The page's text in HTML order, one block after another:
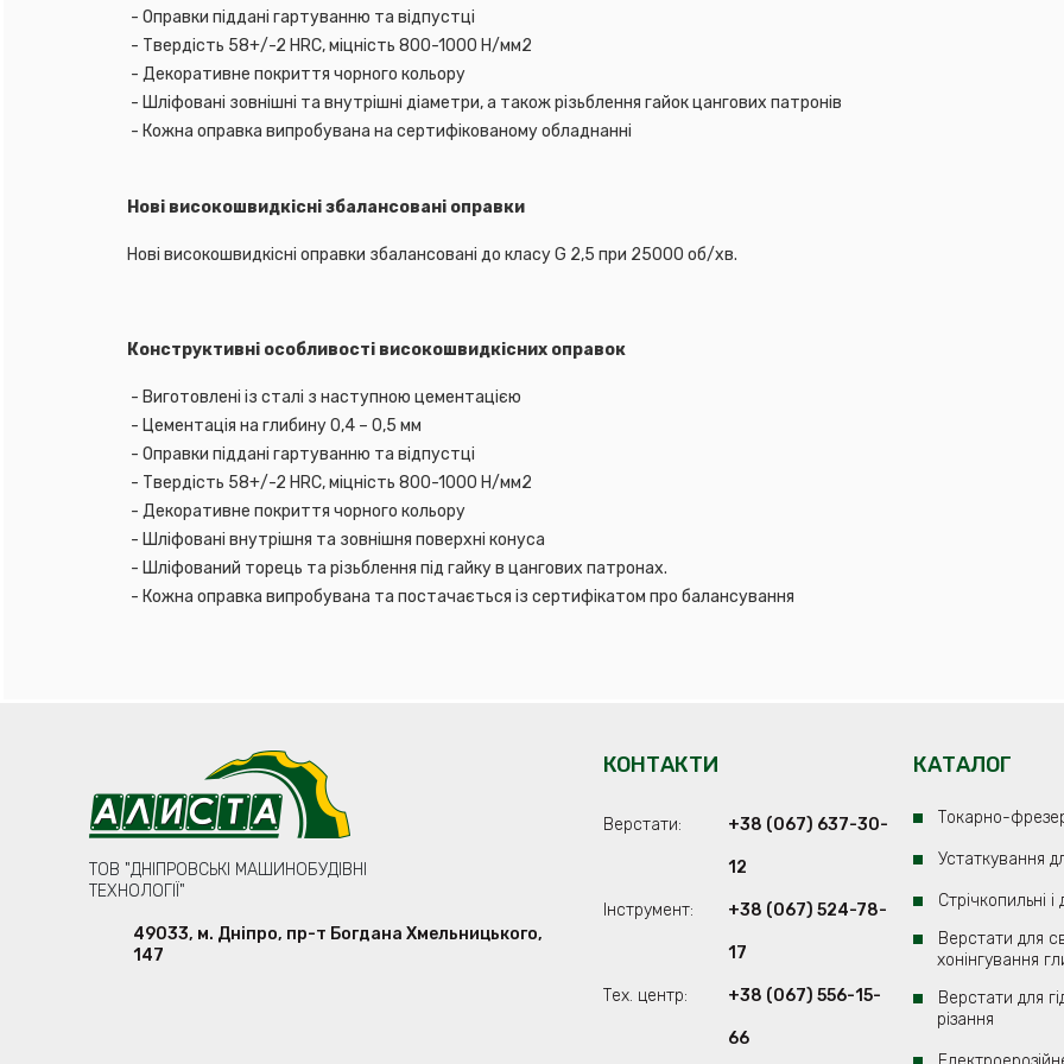
- Оправки піддані гартуванню та відпустці
- Твердість 58+/-2 HRC, міцність 800-1000 Н/мм2
- Декоративне покриття чорного кольору
- Шліфовані зовнішні та внутрішні діаметри, а також різьблення гайок цангових патронів
- Кожна оправка випробувана на сертифікованому обладнанні
Нові високошвидкісні збалансовані
Нові високошвидкісні оправки збалансовані до класу G 2,5 при 25000 об/хв.
Конструктивні особливості
- Виготовлені із сталі з наступною цементацією
- Цементація на глибину 0,4 – 0,5 мм
- Оправки піддані гартуванню та відпустці
- Твердість 58+/-2 HRC, міцність 800-1000 Н/мм2
- Декоративне покриття чорного кольору
- Шліфовані внутрішня та зовнішня поверхні конуса
- Шліфований торець та різьблення під гайку в цангових патронах.
- Кожна оправка випробувана та постачається із сертифікатом про балансування
ТОВ "ДНІПРОВСЬКІ МАШИНОБУДІВНІ
ТЕХНОЛОГІЇ"
49033, м. Дніпро, пр-т Богдана Хмельницького,
147
КОНТАКТИ
Верстати: +38 (067) 637-30-
12
Iнструмент: +38 (067) 524-78-
17
Тех. центр: +38 (067) 556-15-
66
КАТАЛОГ
Токарно-
Устаткування
Стрічкопильні
Верстати для
хонінгування
Верстати для
різання